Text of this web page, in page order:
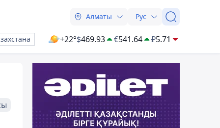
Алматы Рус
+22°$469.93 €541.64 ₽5.71